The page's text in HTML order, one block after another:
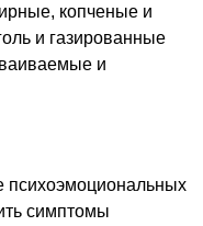
копченые и
и газированные
и
психоэмоциональных
симптомы